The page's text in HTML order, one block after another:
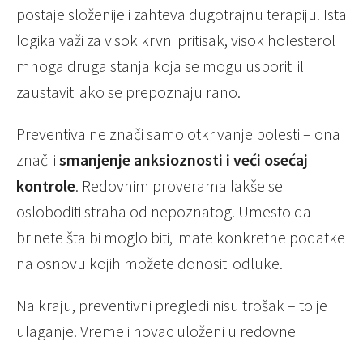
postaje složenije i zahteva dugotrajnu terapiju. Ista
logika važi za visok krvni pritisak, visok holesterol i
mnoga druga stanja koja se mogu usporiti ili
zaustaviti ako se prepoznaju rano.
Preventiva ne znači samo otkrivanje bolesti – ona
znači i smanjenje anksioznosti i veći osećaj
kontrole. Redovnim proverama lakše se
osloboditi straha od nepoznatog. Umesto da
brinete šta bi moglo biti, imate konkretne podatke
na osnovu kojih možete donositi odluke.
Na kraju, preventivni pregledi nisu trošak – to je
ulaganje. Vreme i novac uloženi u redovne